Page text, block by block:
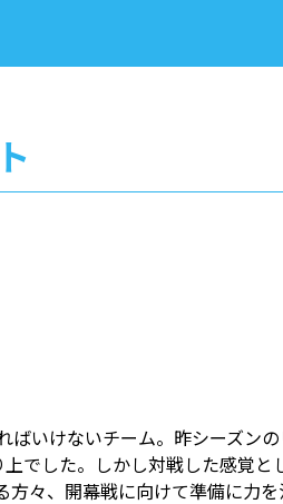
いけないチーム。昨シーズンの
でした。しかし対戦した感覚
々、開幕戦に向けて準備に力